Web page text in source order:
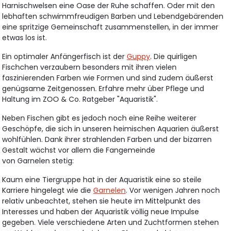
Harnischwelsen eine Oase der Ruhe schaffen. Oder mit den
lebhaften schwimmfreudigen Barben und Lebendgebärenden
eine spritzige Gemeinschaft zusammenstellen, in der immer
etwas los ist.
Ein optimaler Anfängerfisch ist derGuppy. Die quirligen
Fischchen verzaubern besonders mit ihren vielen
faszinierenden Farben wie Formen und sind zudem äußerst
genügsame Zeitgenossen. Erfahre mehr über Pflege und
Haltung im ZOO & Co. Ratgeber "Aquaristik".
Neben Fischen gibt es jedoch noch eine Reihe weiterer
Geschöpfe, die sich in unseren heimischen Aquarien äußerst
wohlfühlen. Dank ihrer strahlenden Farben und der bizarren
Gestalt wächst vor allem die Fangemeinde
von Garnelen stetig:
Kaum eine Tiergruppe hat in der Aquaristik eine so steile
Karriere hingelegt wie dieGarnelen. Vor wenigen Jahren noch
relativ unbeachtet, stehen sie heute im Mittelpunkt des
Interesses und haben der Aquaristik völlig neue Impulse
gegeben. Viele verschiedene Arten und Zuchtformen stehen